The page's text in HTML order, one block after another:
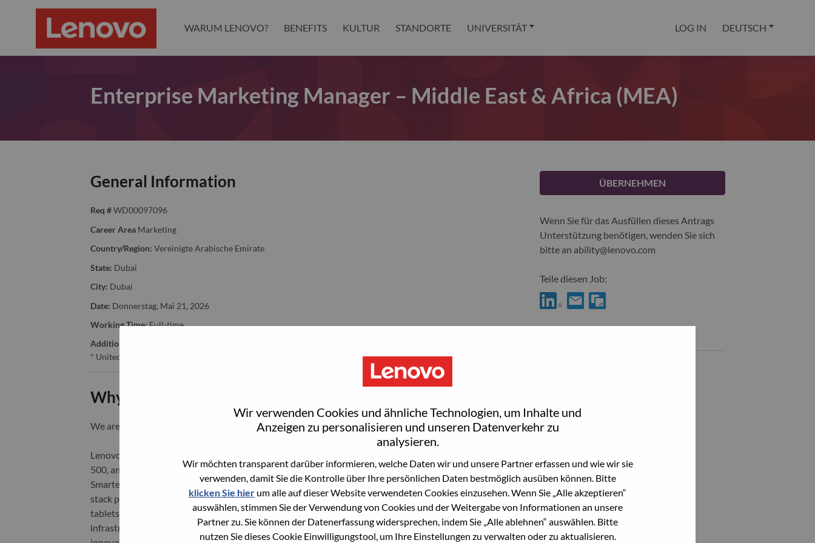
Wir verwenden Cookies und ähnliche Technologien, um Inhalte und
Anzeigen zu personalisieren und unseren Datenverkehr zu
analysieren.
Wir möchten transparent darüber informieren, welche Daten wir und unsere Partner erfassen und wie wir sie
verwenden, damit Sie die Kontrolle über Ihre persönlichen Daten bestmöglich ausüben können. Bitte
klicken Sie hier um alle auf dieser Website verwendeten Cookies einzusehen. Wenn Sie „Alle akzeptieren“
auswählen, stimmen Sie der Verwendung von Cookies und der Weitergabe von Informationen an unsere
Partner zu. Sie können der Datenerfassung widersprechen, indem Sie „Alle ablehnen“ auswählen. Bitte
nutzen Sie dieses Cookie Einwilligungstool, um Ihre Einstellungen zu verwalten oder zu aktualisieren.
WARUM LENOVO? BENEFITS KULTUR STANDORTE UNIVERSITÄT LOG IN DEUTSCH
Enterprise Marketing Manager – Middle East & Africa (MEA)
General Information
Req # WD00097096
Career Area Marketing
Country/Region: Vereinigte Arabische Emirate
State: Dubai
City: Dubai
Date: Donnerstag, Mai 21, 2026
Working Time:Full-time
Additional Locations
* United Arab Emirates - Dubai
Why Work at Lenovo
We are Lenovo. We do what we say. We own what we do. We WOW our customers.
Lenovo is a US$83 billion revenue global technology powerhouse, ranked #153 in the Fortune Global
500, and serving millions of customers every day in 180 markets. Focused on a bold vision to deliver
Smarter Technology for All, Lenovo has built on its success as the world’s largest PC company with a full-
stack portfolio of AI-enabled, AI-ready, and AI-optimized devices (PCs, workstations, smartphones,
tablets), infrastructure (server, storage, edge, high performance computing and software defined
infrastructure), software, solutions, and services. Lenovo’s continued investment in world-changing
ÜBERNEHMEN
Wenn Sie für das Ausfüllen dieses Antrags
Unterstützung benötigen, wenden Sie sich
bitte an ability@lenovo.com
Teile diesen Job: